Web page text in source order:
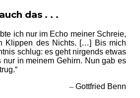
das . . .
ich nur im Echo meiner Schreie,
Klippen des Nichts. […] Bis mich
schlug: es geht nirgends etwas
nur in meinem Gehirn. Nun gab es
– Gottfried Benn